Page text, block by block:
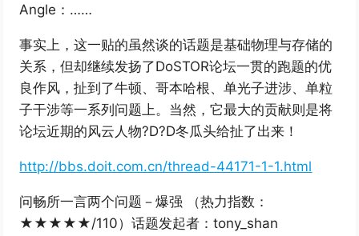
Angle：……
事实上，这一贴的虽然谈的话题是基础物理与存储的
关系，但却继续发扬了DoSTOR论坛一贯的跑题的优
良作风，扯到了牛顿、哥本哈根、单光子进涉、单粒
子干涉等一系列问题上。当然，它最大的贡献则是将
论坛近期的风云人物?D?D冬瓜头给扯了出来！
http://bbs.doit.com.cn/thread-44171-1-1.html
问畅所一言两个问题－爆强 （热力指数：
★★★★★/110）话题发起者：tony_shan